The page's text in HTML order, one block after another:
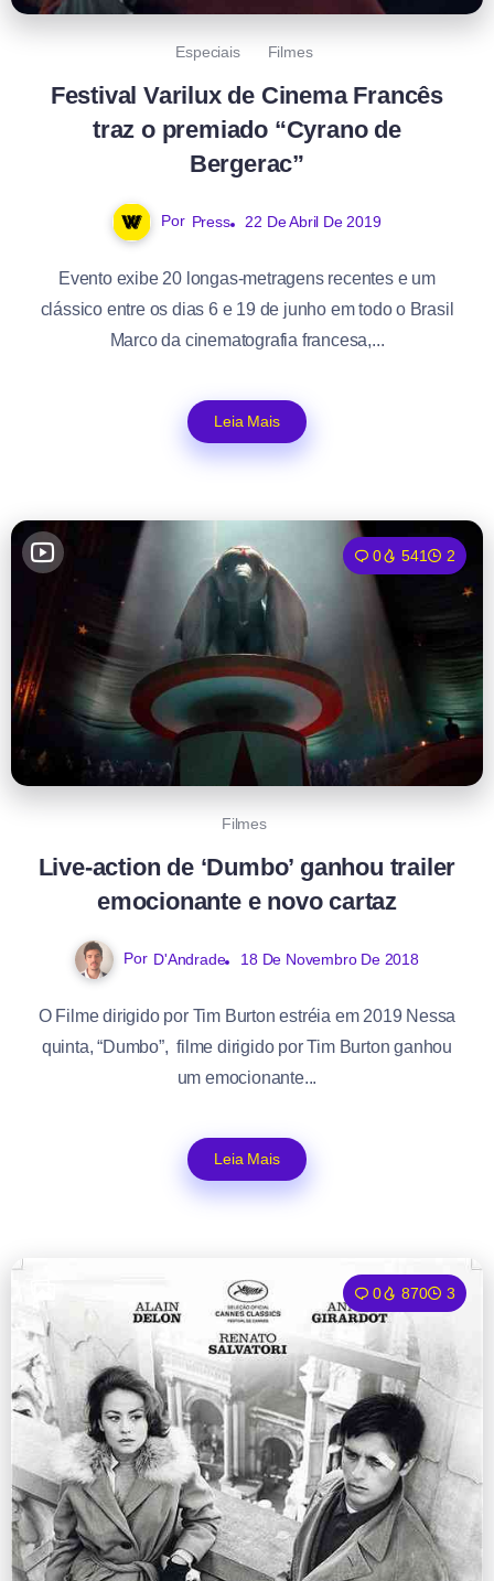
Especiais Filmes
Festival Varilux de Cinema Francês
traz o premiado “Cyrano de
Bergerac”
Por Press 22 De Abril De 2019
Evento exibe 20 longas-metragens recentes e um
clássico entre os dias 6 e 19 de junho em todo o Brasil
Marco da cinematografia francesa,...
Leia Mais
0 541 2
Filmes
Live-action de ‘Dumbo’ ganhou trailer
emocionante e novo cartaz
Por D'Andrade 18 De Novembro De 2018
O Filme dirigido por Tim Burton estréia em 2019 Nessa
quinta, “Dumbo”, filme dirigido por Tim Burton ganhou
um emocionante...
Leia Mais
0 870 3